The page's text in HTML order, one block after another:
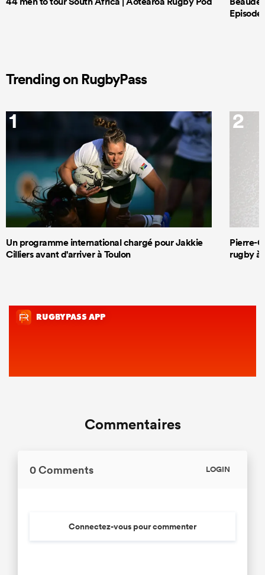
Episode
Trending on RugbyPass
1
Un programme international chargé pour Jakkie
Cilliers avant d'arriver à Toulon
2
Pierre-
rugby à
Commentaires
0 Comments LOGIN
Connectez-vous pour commenter